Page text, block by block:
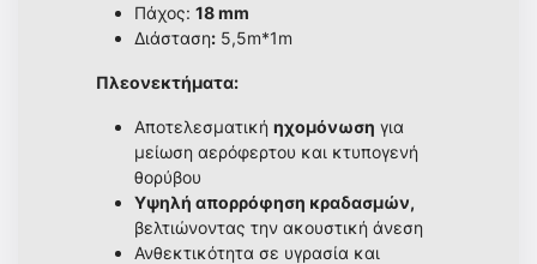
Πάχος: 18 mm
Διάσταση: 5,5m*1m
Πλεονεκτήματα:
Αποτελεσματική ηχομόνωση για
μείωση αερόφερτου και κτυπογενή
θορύβου
Υψηλή απορρόφηση κραδασμών,
βελτιώνοντας την ακουστική άνεση
Ανθεκτικότητα σε υγρασία και